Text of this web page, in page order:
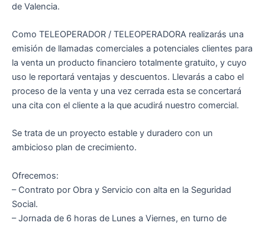
de Valencia.
Como TELEOPERADOR / TELEOPERADORA realizarás una
emisión de llamadas comerciales a potenciales clientes para
la venta un producto financiero totalmente gratuito, y cuyo
uso le reportará ventajas y descuentos. Llevarás a cabo el
proceso de la venta y una vez cerrada esta se concertará
una cita con el cliente a la que acudirá nuestro comercial.
Se trata de un proyecto estable y duradero con un
ambicioso plan de crecimiento.
Ofrecemos:
– Contrato por Obra y Servicio con alta en la Seguridad
Social.
– Jornada de 6 horas de Lunes a Viernes, en turno de